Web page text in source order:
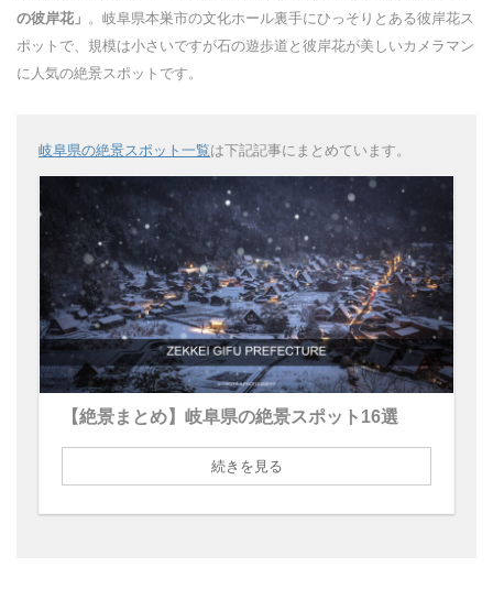
の彼岸花」 。岐阜県本巣市の文化ホール裏手にひっそりとある彼岸花ス
ポットで、規模は小さいですが石の遊歩道と彼岸花が美しいカメラマン
に人気の絶景スポットです。
岐阜県の絶景スポット一覧は下記記事にまとめています。
【絶景まとめ】岐阜県の絶景スポット16選
続きを見る